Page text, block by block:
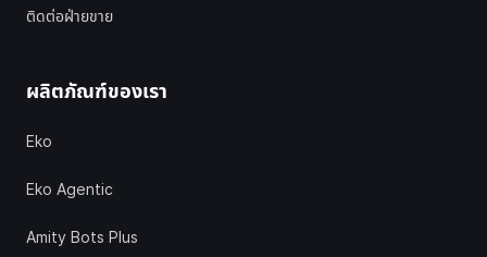
ติดต่อฝ่ายขาย
ผลิตภัณฑ์ของเรา
Eko
Eko Agentic
Amity Bots Plus